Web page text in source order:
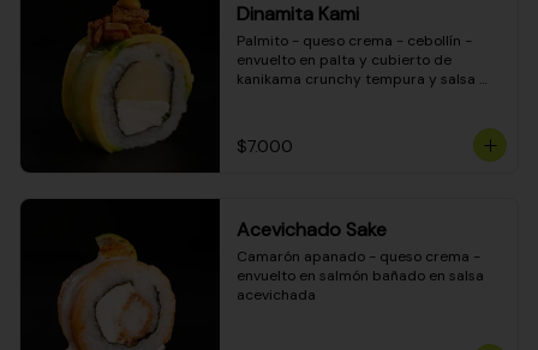
Dinamita Kami
Palmito - queso crema - cebollín -
envuelto en palta y cubierto de
kanikama crunchy tempura y salsa
$7.000
Acevichado Sake
Camarón apanado - queso crema -
envuelto en salmón bañado en salsa
acevichada